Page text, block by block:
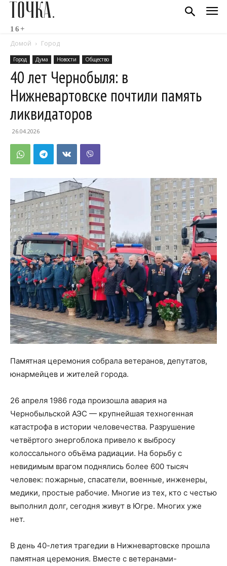
ТОЧКА.
16+
Домой Город
Город Дума Новости Общество
40 лет Чернобыля: в
Нижневартовске почтили память
ликвидаторов
26.04.2026
Памятная церемония собрала ветеранов, депутатов,
юнармейцев и жителей города.
26 апреля 1986 года произошла авария на
Чернобыльской АЭС — крупнейшая техногенная
катастрофа в истории человечества. Разрушение
четвёртого энергоблока привело к выбросу
колоссального объёма радиации. На борьбу с
невидимым врагом поднялись более 600 тысяч
человек: пожарные, спасатели, военные, инженеры,
медики, простые рабочие. Многие из тех, кто с честью
выполнил долг, сегодня живут в Югре. Многих уже
нет.
В день 40-летия трагедии в Нижневартовске прошла
памятная церемония. Вместе с ветеранами-